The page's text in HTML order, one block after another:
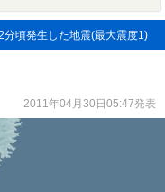
分頃発生した地震(最大震度1)
2011年04月30日05:47発表